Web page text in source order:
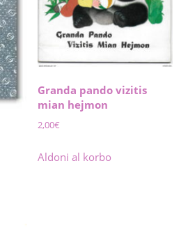
Granda pando vizitis
mian hejmon
2,00€
Aldoni al korbo